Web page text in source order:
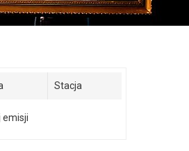
Stacja
emisji